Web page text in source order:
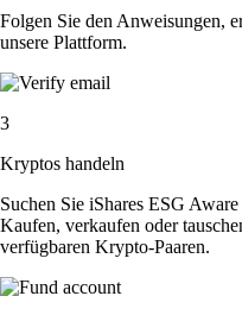
Folgen Sie den Anweisungen,
unsere Plattform.
3
Kryptos handeln
Suchen Sie iShares ESG
Kaufen, verkaufen oder
verfügbaren Krypto-Paaren.